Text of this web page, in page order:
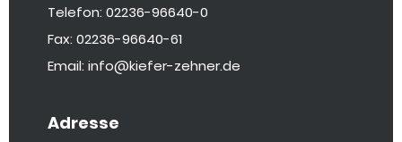
Telefon: 02236-96640-0
Fax: 02236-96640-61
Email: info@kiefer-zehner.de
Adresse